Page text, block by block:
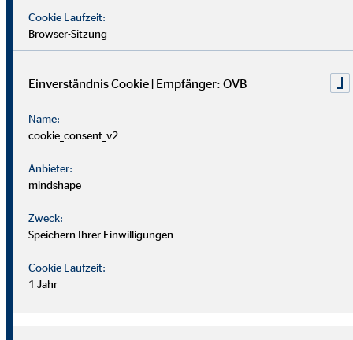
Sicherheit, Chancen und
echte Perspektiven
Für uns zählt nicht dein Lebenslauf, sondern wer du bist und
was du erreichen möchtest. Wichtiger sind deine
zwischenmenschlichen und persönlichen Stärken.
Du solltest offen, kontaktfreudig und freundlich auftreten
Kund*innen hineinzuversetzen.
Als Berater in brauchst du zudem eine gute Struktur, den
Überblick im Arbeitsalltag sowie analytische Fähigkeiten,
um die Ziele deiner Kundinnen richtig zu verstehen und
Cookie Laufzeit:
Browser-Sitzung
Einverständnis Cookie | Empfänger: OVB
Name:
cookie_consent_v2
Anbieter:
mindshape
Zweck:
Speichern Ihrer Einwilligungen
Cookie Laufzeit:
1 Jahr